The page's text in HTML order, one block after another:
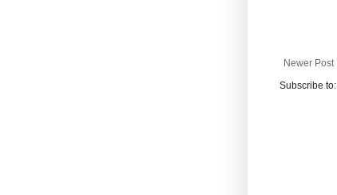
Newer Post
Subscribe to: